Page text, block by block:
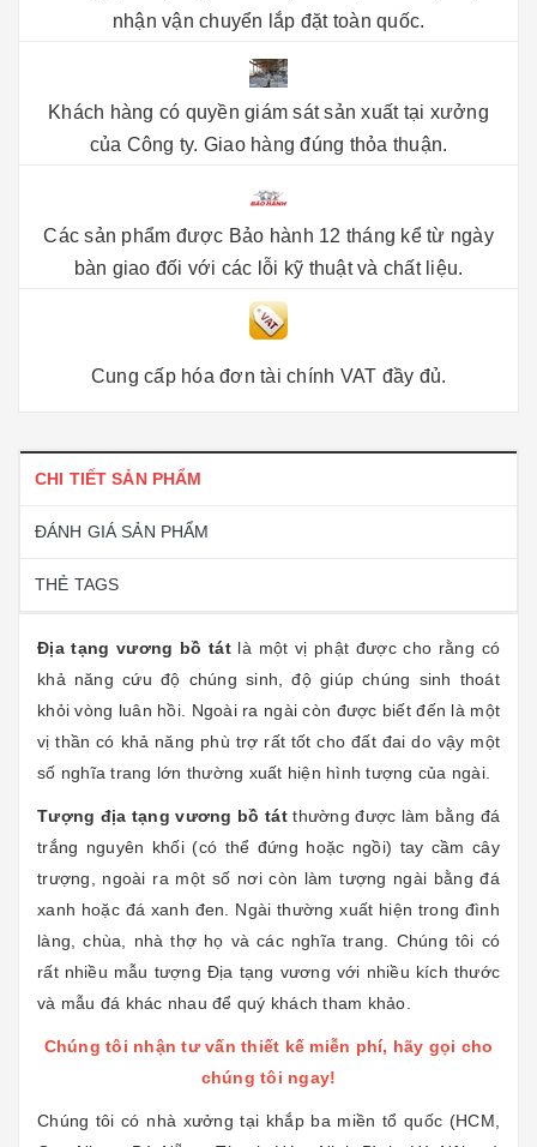
nhận vận chuyển lắp đặt toàn quốc.
Khách hàng có quyền giám sát sản xuất tại xưởng
của Công ty. Giao hàng đúng thỏa thuận.
Các sản phẩm được Bảo hành 12 tháng kể từ ngày
bàn giao đối với các lỗi kỹ thuật và chất liệu.
Cung cấp hóa đơn tài chính VAT đầy đủ.
CHI TIẾT SẢN PHẨM
ĐÁNH GIÁ SẢN PHẨM
THẺ TAGS
Địa tạng vương bồ tátlà một vị phật được cho rằng có
khả năng cứu độ chúng sinh, độ giúp chúng sinh thoát
khỏi vòng luân hồi. Ngoài ra ngài còn được biết đến là một
vị thần có khả năng phù trợ rất tốt cho đất đai do vậy một
số nghĩa trang lớn thường xuất hiện hình tượng của ngài.
Tượng địa tạng vương bồ tátthường được làm bằng đá
trắng nguyên khối (có thể đứng hoặc ngồi) tay cầm cây
trượng, ngoài ra một số nơi còn làm tượng ngài bằng đá
xanh hoặc đá xanh đen. Ngài thường xuất hiện trong đình
làng, chùa, nhà thợ họ và các nghĩa trang. Chúng tôi có
rất nhiều mẫu tượng Địa tạng vương với nhiều kích thước
và mẫu đá khác nhau để quý khách tham khảo.
Chúng tôi nhận tư vấn thiết kế miễn phí, hãy gọi cho
chúng tôi ngay!
Chúng tôi có nhà xưởng tại khắp ba miền tổ quốc (HCM,